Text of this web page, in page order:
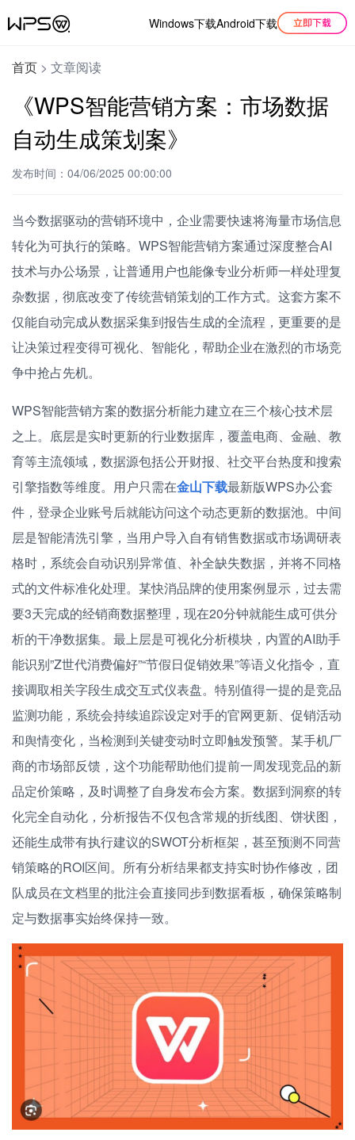
Windows下载Android下载
首页 > 文章阅读
《WPS智能营销方案：市场数据
自动生成策划案》
发布时间：04/06/2025 00:00:00
当今数据驱动的营销环境中，企业需要快速将海量市场信息
转化为可执行的策略。WPS智能营销方案通过深度整合AI
技术与办公场景，让普通用户也能像专业分析师一样处理复
杂数据，彻底改变了传统营销策划的工作方式。这套方案不
仅能自动完成从数据采集到报告生成的全流程，更重要的是
让决策过程变得可视化、智能化，帮助企业在激烈的市场竞
争中抢占先机。
WPS智能营销方案的数据分析能力建立在三个核心技术层
之上。底层是实时更新的行业数据库，覆盖电商、金融、教
育等主流领域，数据源包括公开财报、社交平台热度和搜索
引擎指数等维度。用户只需在金山下载最新版WPS办公套
件，登录企业账号后就能访问这个动态更新的数据池。中间
层是智能清洗引擎，当用户导入自有销售数据或市场调研表
格时，系统会自动识别异常值、补全缺失数据，并将不同格
式的文件标准化处理。某快消品牌的使用案例显示，过去需
要3天完成的经销商数据整理，现在20分钟就能生成可供分
析的干净数据集。最上层是可视化分析模块，内置的AI助手
能识别”Z世代消费偏好”“节假日促销效果”等语义化指令，直
接调取相关字段生成交互式仪表盘。特别值得一提的是竞品
监测功能，系统会持续追踪设定对手的官网更新、促销活动
和舆情变化，当检测到关键变动时立即触发预警。某手机厂
商的市场部反馈，这个功能帮助他们提前一周发现竞品的新
品定价策略，及时调整了自身发布会方案。数据到洞察的转
化完全自动化，分析报告不仅包含常规的折线图、饼状图，
还能生成带有执行建议的SWOT分析框架，甚至预测不同营
销策略的ROI区间。所有分析结果都支持实时协作修改，团
队成员在文档里的批注会直接同步到数据看板，确保策略制
定与数据事实始终保持一致。